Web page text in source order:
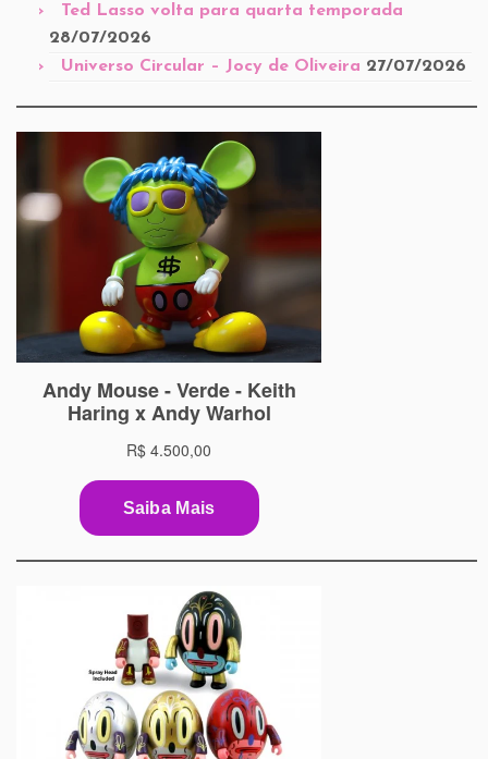
Ted Lasso volta para quarta temporada
28/07/2026
Universo Circular – Jocy de Oliveira 27/07/2026